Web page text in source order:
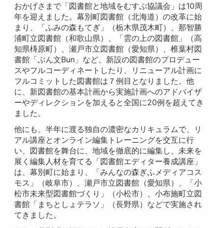
おかげさまで「図書館と地域をむすぶ協議会」は10周
年を迎えました。幕別町図書館（北海道）の改革に始
まり、「ふみの森もてぎ」（栃木県茂木町）、那智勝
浦町立図書館（和歌山県）、「雲の上の図書館」（高
知県梼原町）、瀬戸市立図書館（愛知県）、椎葉村図
書館「ぶん文Bun」など、新設の図書館のプロデュー
スやフルコーディネートしたり、リニューアル計画に
フルコミットした図書館は７例目となりました。他
に、新図書館の基本計画から実施計画へのアドバイザ
ーやディレクションを加えると全国に20例を超えてき
ました。
他にも、半年に渡る独自の濃密なカリキュラムで、リ
アル講座とオンライン編集トレーニングを交互に行
い、図書館を舞台に、地域を徹底的に編集し、未来を
展く編集人材を育てる「図書館エディター養成講座」
は、幕別町に始まり、「みんなの森ぎふメディアコス
モス」（岐阜市）、瀬戸市立図書館（愛知県）、「小
松市未来型図書館づくり」（小松市）、小布施町立図
書館「まちとしょテラソ」（長野県）などで実施され
てきました。